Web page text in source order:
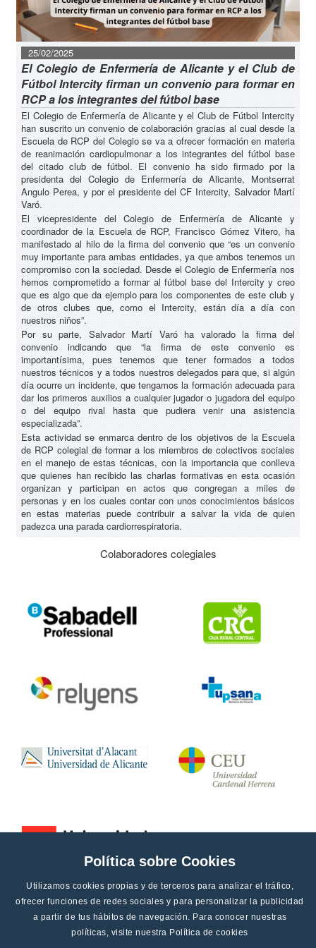
Política sobre Cookies
Utilizamos cookies propias y de terceros para analizar el tráfico,
ofrecer funciones de redes sociales y para personalizar la publicidad
a partir de tus hábitos de navegación. Para conocer nuestras
políticas, visite nuestra Política de cookies
25/02/2025
El Colegio de Enfermería de Alicante y el Club de
Fútbol Intercity firman un convenio para formar en
RCP a los integrantes del fútbol base
El Colegio de Enfermería de Alicante y el Club de Fútbol Intercity
han suscrito un convenio de colaboración gracias al cual desde la
Escuela de RCP del Colegio se va a ofrecer formación en materia
de reanimación cardiopulmonar a los integrantes del fútbol base
del citado club de fútbol. El convenio ha sido firmado por la
presidenta del Colegio de Enfermería de Alicante, Montserrat
Angulo Perea, y por el presidente del CF Intercity, Salvador Martí
Varó.
El vicepresidente del Colegio de Enfermería de Alicante y
coordinador de la Escuela de RCP, Francisco Gómez Vitero, ha
manifestado al hilo de la firma del convenio que “es un convenio
muy importante para ambas entidades, ya que ambos tenemos un
compromiso con la sociedad. Desde el Colegio de Enfermería nos
hemos comprometido a formar al fútbol base del Intercity y creo
que es algo que da ejemplo para los componentes de este club y
de otros clubes que, como el Intercity, están día a día con
nuestros niños”.
Por su parte, Salvador Martí Varó ha valorado la firma del
convenio indicando que “la firma de este convenio es
importantísima, pues tenemos que tener formados a todos
nuestros técnicos y a todos nuestros delegados para que, si algún
día ocurre un incidente, que tengamos la formación adecuada para
dar los primeros auxilios a cualquier jugador o jugadora del equipo
o del equipo rival hasta que pudiera venir una asistencia
especializada”.
Esta actividad se enmarca dentro de los objetivos de la Escuela
de RCP colegial de formar a los miembros de colectivos sociales
en el manejo de estas técnicas, con la importancia que conlleva
que quienes han recibido las charlas formativas en esta ocasión
organizan y participan en actos que congregan a miles de
personas y en los cuales contar con unos conocimientos básicos
en estas materias puede contribuir a salvar la vida de quien
padezca una parada cardiorrespiratoria.
Colaboradores colegiales